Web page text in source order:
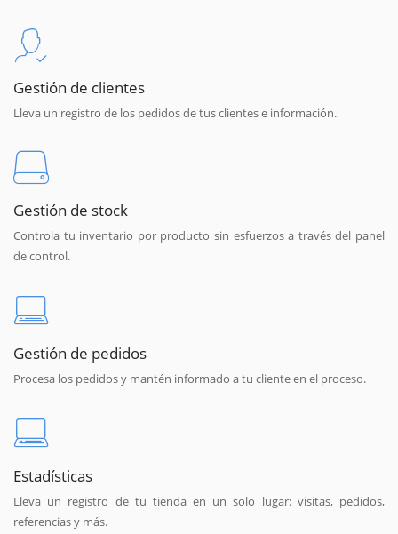
Gestión de clientes
Lleva un registro de los pedidos de tus clientes e información.
Gestión de stock
Controla tu inventario por producto sin esfuerzos a través del panel
de control.
Gestión de pedidos
Procesa los pedidos y mantén informado a tu cliente en el proceso.
Estadísticas
Lleva un registro de tu tienda en un solo lugar: visitas, pedidos,
referencias y más.